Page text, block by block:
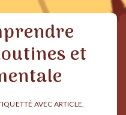
et
AVEC ARTICLE,